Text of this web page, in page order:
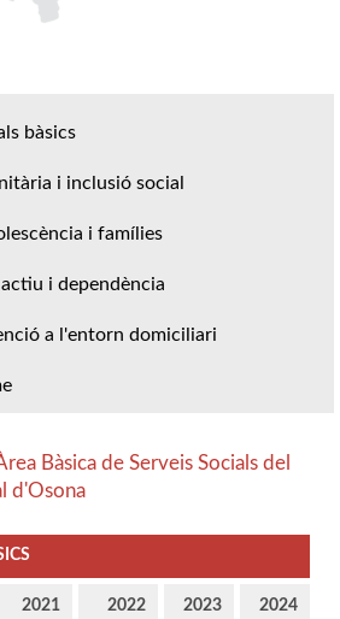
bàsics
i inclusió social
i famílies
i dependència
a l'entorn domiciliari
Bàsica de Serveis Socials del
d'Osona
2021 2022 2023 2024